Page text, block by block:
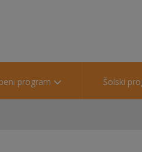
program Šolski